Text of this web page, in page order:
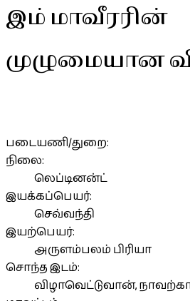
இம் மாவீரரின்
முழுமையான
படையணி/துறை:
நிலை:
லெப்டினன்ட்
இயக்கப்பெயர்:
செவ்வந்தி
இயற்பெயர்:
அருளம்பலம் பிரியா
சொந்த இடம்:
விழாவெட்டுவான்,